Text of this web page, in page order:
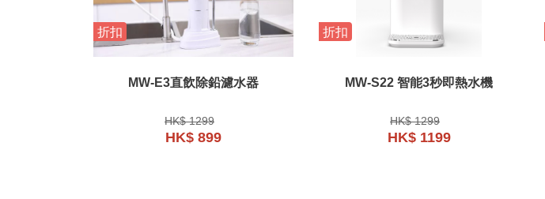
折扣
MW-E3直飲除鉛濾水器
HK$ 1299
HK$ 899
折扣
MW-S22 智能3秒即熱水機
HK$ 1299
HK$ 1199